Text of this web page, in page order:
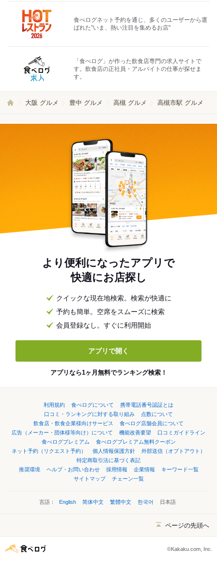
食べログネット予約を通じ、多くのユーザーから選
ばれた"いま、熱い注目を集めるお店"
「食べログ」が作った飲食店専門の求人サイトで
す。飲食店の正社員・アルバイトの仕事が探せま
す。
大阪 グルメ 豊中 グルメ 高槻 グルメ 高槻市駅 グルメ
より便利になったアプリで
快適にお店探し
クイックな現在地検索。検索が快適に
予約も簡単。空席をスムーズに検索
会員登録なし。すぐに利用開始
アプリで開く
アプリなら1ヶ月無料でランキング検索！
利用規約 食べログについて
携帯電話番号認証とは
口コミ・ランキングに対する取り組み
点数について
飲食店・飲食企業様向けサービス
食べログ店舗会員について
広告（メーカー・団体様等向け）について
機能改善要望
口コミガイドライン
食べログプレミアム
食べログプレミアム無料クーポン
ネット予約（リクエスト予約）
個人情報保護方針
外部送信（オプトアウト）
特定商取引法に基づく表記
推奨環境
ヘルプ・お問い合わせ 採用情報 企業情報
キーワード一覧
サイトマップ
チェーン一覧
言語： English 简体中文 繁體中文 한국어 日本語
ページの先頭へ
©Kakaku.com, Inc.